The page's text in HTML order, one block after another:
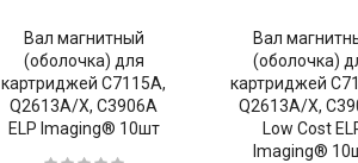
Вал магнитный
(оболочка) для
картриджей C7115A,
Q2613A/X, C3906A
ELP Imaging® 10шт
Вал
(оболочка)
картриджей
Q2613A/X,
Low Cost
Imaging®